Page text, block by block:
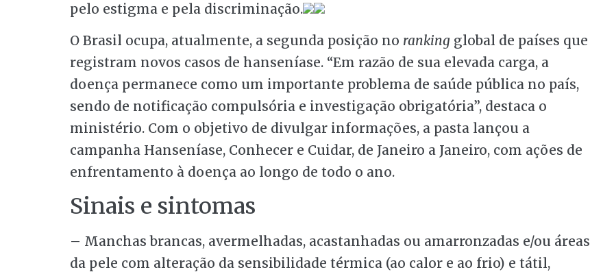
pelo estigma e pela discriminação.
O Brasil ocupa, atualmente, a segunda posição no ranking global de países que
registram novos casos de hanseníase. “Em razão de sua elevada carga, a
doença permanece como um importante problema de saúde pública no país,
sendo de notificação compulsória e investigação obrigatória”, destaca o
ministério. Com o objetivo de divulgar informações, a pasta lançou a
campanha Hanseníase, Conhecer e Cuidar, de Janeiro a Janeiro, com ações de
enfrentamento à doença ao longo de todo o ano.
Sinais e sintomas
– Manchas brancas, avermelhadas, acastanhadas ou amarronzadas e/ou áreas
da pele com alteração da sensibilidade térmica (ao calor e ao frio) e tátil,